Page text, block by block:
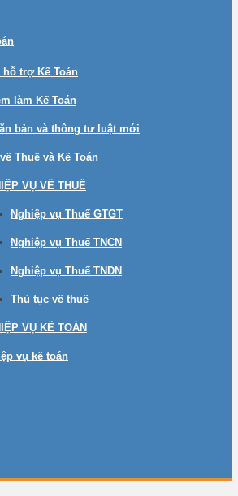
hỗ trợ Kế Toán
làm Kế Toán
bản và thông tư luật mới
Thuế và Kế Toán
VỤ VỀ THUẾ
Nghiệp vụ Thuế GTGT
Nghiệp vụ Thuế TNCN
Nghiệp vụ Thuế TNDN
Thủ tục về thuế
VỤ KẾ TOÁN
vụ kế toán